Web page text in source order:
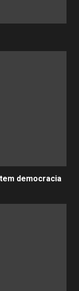
democracia